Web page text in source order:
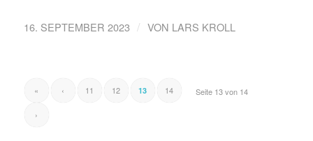
16. SEPTEMBER 2023 / VON LARS KROLL
Seite 13 von 14
« ‹ 11 12 13 14
›